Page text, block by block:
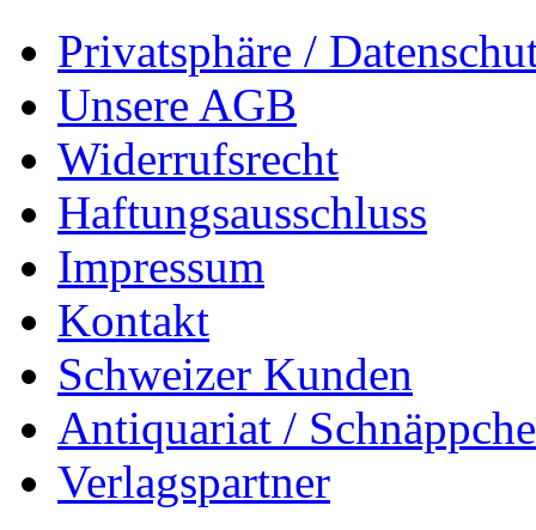
Privatsphäre /
Unsere AGB
Widerrufsrecht
Haftungsausschluss
Impressum
Kontakt
Schweizer Kunden
Antiquariat /
Verlagspartner